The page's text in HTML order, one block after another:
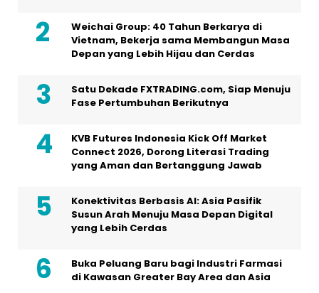
Weichai Group: 40 Tahun Berkarya di
Vietnam, Bekerja sama Membangun Masa
Depan yang Lebih Hijau dan Cerdas
Satu Dekade FXTRADING.com, Siap Menuju
Fase Pertumbuhan Berikutnya
KVB Futures Indonesia Kick Off Market
Connect 2026, Dorong Literasi Trading
yang Aman dan Bertanggung Jawab
Konektivitas Berbasis AI: Asia Pasifik
Susun Arah Menuju Masa Depan Digital
yang Lebih Cerdas
Buka Peluang Baru bagi Industri Farmasi
di Kawasan Greater Bay Area dan Asia